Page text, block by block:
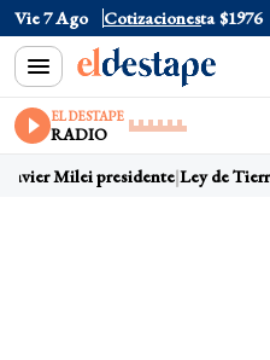
Vie 7 Ago Cotizaciones
$1520 Dólar Tarjeta $1976
EL DESTAPE
RADIO
Milei presidente Ley de